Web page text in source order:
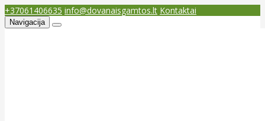
+37061406635 info@dovanaisgamtos.lt Kontaktai
Navigacija